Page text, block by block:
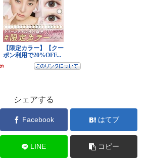
シェアする
Facebook はてブ
LINE コピー